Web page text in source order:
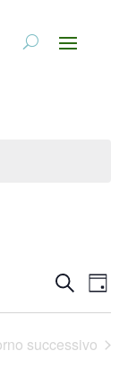
Eventi
Ricerca
viste
Cerca
successivo